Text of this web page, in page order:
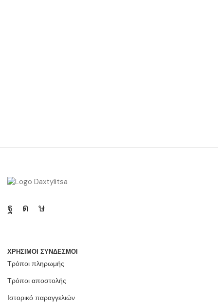
ΧΡΗΣΙΜΟΙ ΣΥΝΔΕΣΜΟΙ
Τρόποι πληρωμής
Τρόποι αποστολής
Ιστορικό παραγγελιών